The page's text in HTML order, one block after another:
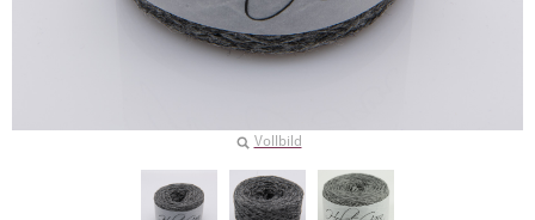
Vollbild